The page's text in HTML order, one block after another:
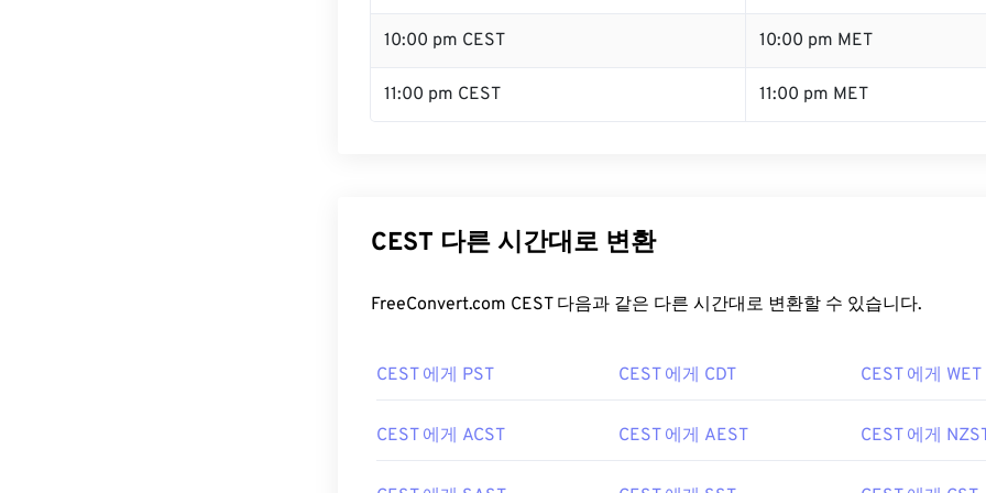
10:00 pm CEST 10:00 pm MET
11:00 pm CEST 11:00 pm MET
CEST 다른 시간대로 변환
FreeConvert.com CEST 다음과 같은 다른 시간대로 변환할 수 있습니다.
CEST 에게 PST CEST 에게 CDT CEST 에게 WET
CEST 에게 ACST CEST 에게 AEST CEST 에게